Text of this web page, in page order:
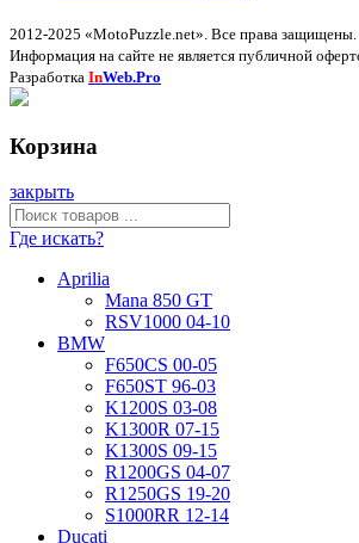
2012-2025 «MotoPuzzle.net». Все права защищены.
Информация на сайте не является публичной
Разработка InWeb.Pro
Корзина
закрыть
Где искать?
Aprilia
Mana 850 GT
RSV1000 04-10
BMW
F650CS 00-05
F650ST 96-03
K1200S 03-08
K1300R 07-15
K1300S 09-15
R1200GS 04-07
R1250GS 19-20
S1000RR 12-14
Ducati